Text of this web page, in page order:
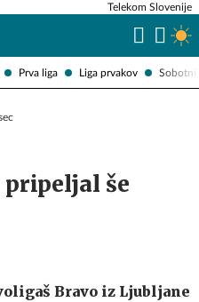
Prva liga Liga prvakov Sobotni
Telekom Slovenije
pripeljal še
Bravo iz Ljubljane